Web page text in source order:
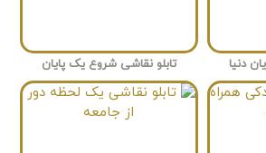
دنیا تابلو نقاشی شروع یک پایان